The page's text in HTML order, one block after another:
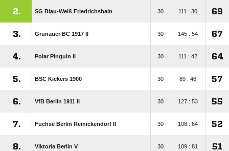
2. SG Blau-Weiß Friedrichshain 30 111 : 30 69
3. Grünauer BC 1917 II 30 145 : 54 67
4. Polar Pinguin II 30 111 : 42 64
5. BSC Kickers 1900 30 89 : 46 57
6. VfB Berlin 1911 II 30 127 : 53 55
7. Füchse Berlin Reinickendorf II 30 108 : 64 52
8. Viktoria Berlin V 30 109 : 81 51